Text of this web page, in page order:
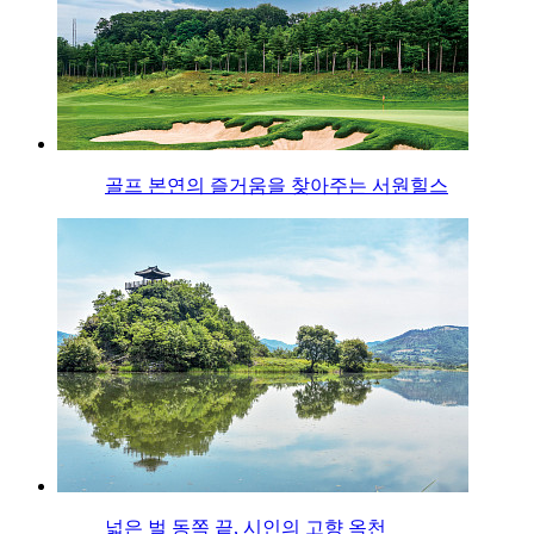
골프 본연의 즐거움을 찾아주는 서원힐스
넓은 벌 동쪽 끝, 시인의 고향 옥천